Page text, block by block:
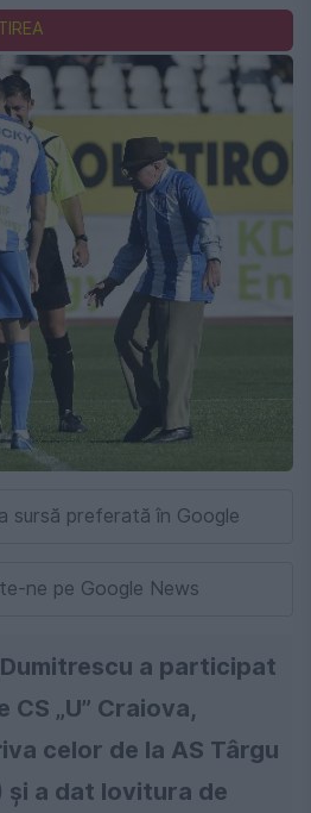
sursă preferată în Google
ne pe Google News
Dumitrescu a participat
„U” Craiova,
celor de la AS Târgu
și a dat lovitura de